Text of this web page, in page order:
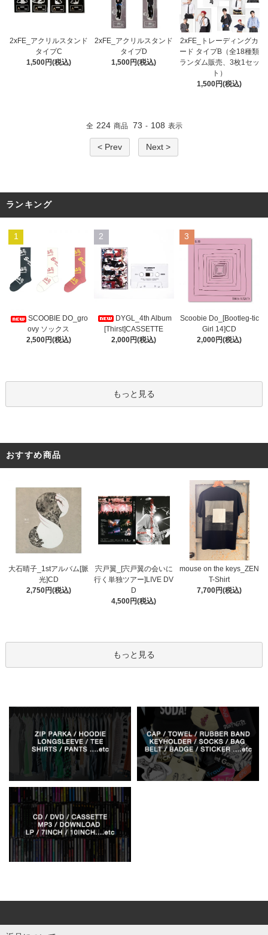
2xFE_アクリルスタンド
タイプC
1,500円(税込)
2xFE_アクリルスタンド
タイプD
1,500円(税込)
2xFE_トレーディングカ
ード タイプB（全18種類
ランダム販売、3枚1セッ
ト）
1,500円(税込)
全 224 商品 73 - 108 表示
< Prev Next >
ランキング
1
SCOOBIE DO_gro
ovy ソックス
2,500円(税込)
2
DYGL_4th Album
[Thirst]CASSETTE
2,000円(税込)
3
Scoobie Do_[Bootleg-tic
Girl 14]CD
2,000円(税込)
もっと見る
おすすめ商品
大石晴子_1stアルバム[脈
光]CD
2,750円(税込)
宍戸翼_[宍戸翼の会いに
行く単独ツアー]LIVE DV
D
4,500円(税込)
mouse on the keys_ZEN
T-Shirt
7,700円(税込)
もっと見る